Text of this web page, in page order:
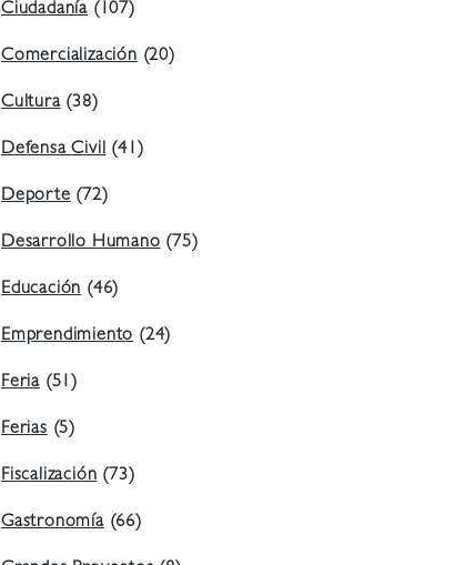
Ciudadanía (107)
Comercialización(20)
Cultura(38)
Defensa Civil(41)
Deporte(72)
Desarrollo Humano(75)
Educación(46)
Emprendimiento(24)
Feria (51)
Ferias(5)
Fiscalización(73)
Gastronomía(66)